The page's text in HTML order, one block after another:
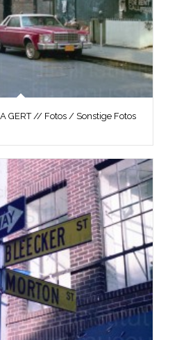
GERT // Fotos / Sonstige Fotos